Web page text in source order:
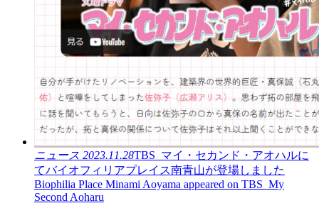
ニュース 2023.11.28TBS_マイ・セカンド・アオハルに
てバイオフィリアプレイス南青山が登場しました
Biophilia Place Minami Aoyama appeared on TBS_My
Second Aoharu